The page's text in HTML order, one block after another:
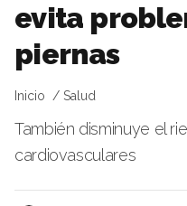
evita
piernas
Inicio Salud
También disminuye el
cardiovasculares